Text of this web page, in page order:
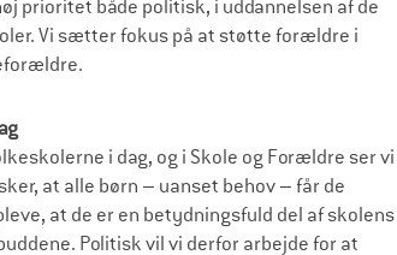
prioritet både politisk, i uddannelsen af de
Vi sætter fokus på at støtte forældre i
i dag, og i Skole og Forældre ser vi
at alle børn – uanset behov – får de
at de er en betydningsfuld del af skolens
Politisk vil vi derfor arbejde for at